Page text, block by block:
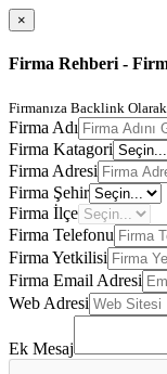
×
Firma Rehberi -
Firmanıza Backlink
Firma Adı
Firma Katagori
Firma Adresi
Firma Şehir
Firma İlçe
Firma Telefonu
Firma Yetkilisi
Firma Email Adresi
Web Adresi
Ek Mesaj